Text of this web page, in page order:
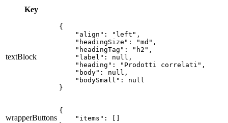
Key
textBlock
{
    "align": "left",
    "headingSize": "md",
    "headingTag": "h2",
    "label": null,
    "heading": "Prodotti correlati",
    "body": null,
    "bodySmall": null
}
wrapperButtons
{
    "items": []